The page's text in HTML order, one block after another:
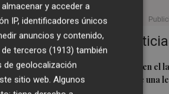
Últimas
1
Más problemas en el
Monferrer sufre una
y acceder a
IP, identificadores únicos
anuncios y contenido,
terceros (1913) también
de geolocalización
sitio web. Algunos